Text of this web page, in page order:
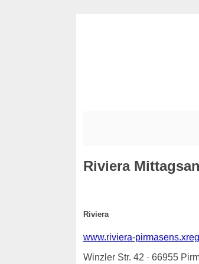
Riviera
Riviera
www.riviera-
Winzler Str. 42 · 66955